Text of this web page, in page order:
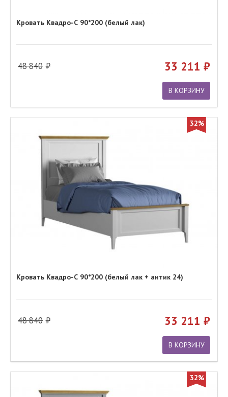
Кровать Квадро-С 90*200 (белый лак)
48 840 33 211
В КОРЗИНУ
32%
Кровать Квадро-С 90*200 (белый лак + антик 24)
48 840 33 211
В КОРЗИНУ
32%